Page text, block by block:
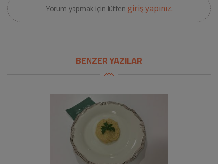
Yorum yapmak için lütfen giriş yapınız.
BENZER YAZILAR